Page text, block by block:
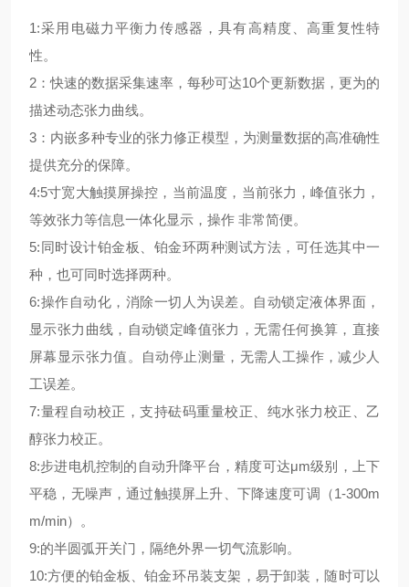
1:采用电磁力平衡力传感器，具有高精度、高重复性特
性。
2：快速的数据采集速率，每秒可达10个更新数据，更为的
描述动态张力曲线。
3：内嵌多种专业的张力修正模型，为测量数据的高准确性
提供充分的保障。
4:5寸宽大触摸屏操控，当前温度，当前张力，峰值张力，
等效张力等信息一体化显示，操作 非常简便。
5:同时设计铂金板、铂金环两种测试方法，可任选其中一
种，也可同时选择两种。
6:操作自动化，消除一切人为误差。自动锁定液体界面，
显示张力曲线，自动锁定峰值张力，无需任何换算，直接
屏幕显示张力值。自动停止测量，无需人工操作，减少人
工误差。
7:量程自动校正，支持砝码重量校正、纯水张力校正、乙
醇张力校正。
8:步进电机控制的自动升降平台，精度可达μm级别，上下
平稳，无噪声，通过触摸屏上升、下降速度可调（1-300m
m/min）。
9:的半圆弧开关门，隔绝外界一切气流影响。
10:方便的铂金板、铂金环吊装支架，易于卸装，随时可以